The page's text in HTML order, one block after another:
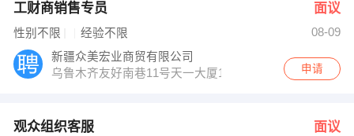
工财商销售专员 面议
性别不限 经验不限
08-09
新疆众美宏业商贸有限公司
乌鲁木齐友好南巷11号天一大厦1502室
申请
观众组织客服 面议